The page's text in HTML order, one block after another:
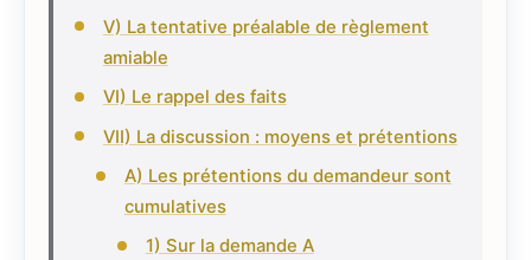
V) La tentative préalable de règlement
amiable
VI) Le rappel des faits
VII) La discussion : moyens et prétentions
A) Les prétentions du demandeur sont
cumulatives
1) Sur la demande A